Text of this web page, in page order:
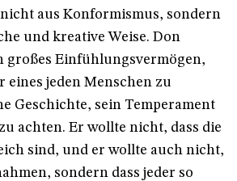
aus Konformismus, sondern
und kreative Weise. Don
großes Einfühlungsvermögen,
eines jeden Menschen zu
Geschichte, sein Temperament
achten. Er wollte nicht, dass die
sind, und er wollte auch nicht,
sondern dass jeder so